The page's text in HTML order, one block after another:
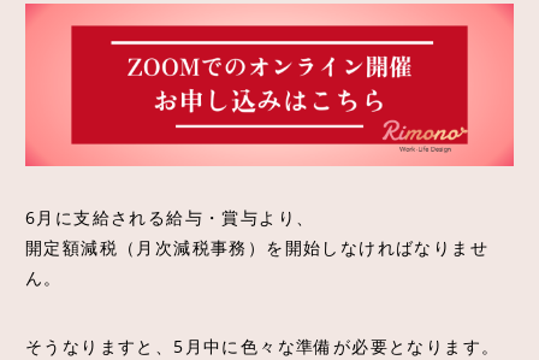
6月に支給される給与・賞与より、
開定額減税（月次減税事務）を開始しなければなりませ
ん。
そうなりますと、5月中に色々な準備が必要となります。